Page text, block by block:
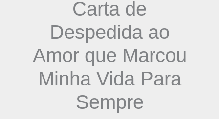
Carta de
Despedida ao
Amor que Marcou
Minha Vida Para
Sempre